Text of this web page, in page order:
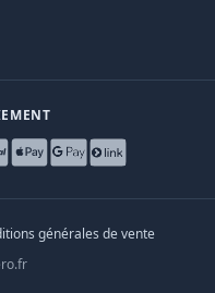
générales de vente